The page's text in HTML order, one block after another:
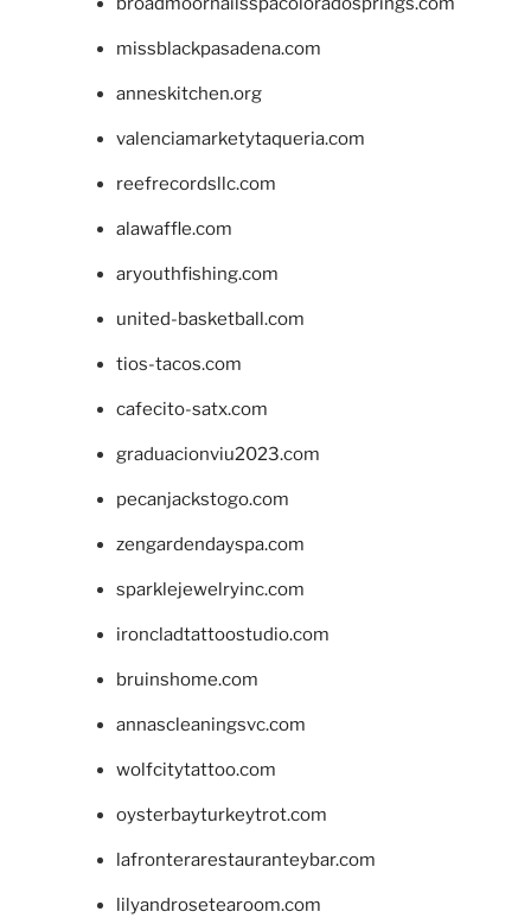
missblackpasadena.com
anneskitchen.org
valenciamarketytaqueria.com
reefrecordsllc.com
alawaffle.com
aryouthfishing.com
united-basketball.com
tios-tacos.com
cafecito-satx.com
graduacionviu2023.com
pecanjackstogo.com
zengardendayspa.com
sparklejewelryinc.com
ironcladtattoostudio.com
bruinshome.com
annascleaningsvc.com
wolfcitytattoo.com
oysterbayturkeytrot.com
lafronterarestauranteybar.com
lilyandrosetearoom.com